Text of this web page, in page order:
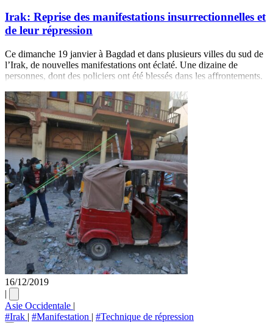
Irak: Reprise des manifestations insurrectionnelles et
de leur répression
Ce dimanche 19 janvier à Bagdad et dans plusieurs villes du sud de
l’Irak, de nouvelles manifestations ont éclaté. Une dizaine de
personnes, dont des policiers ont été blessés dans les affrontements.
16/12/2019
|
Asie Occidentale |
#Irak | #Manifestation | #Technique de répression